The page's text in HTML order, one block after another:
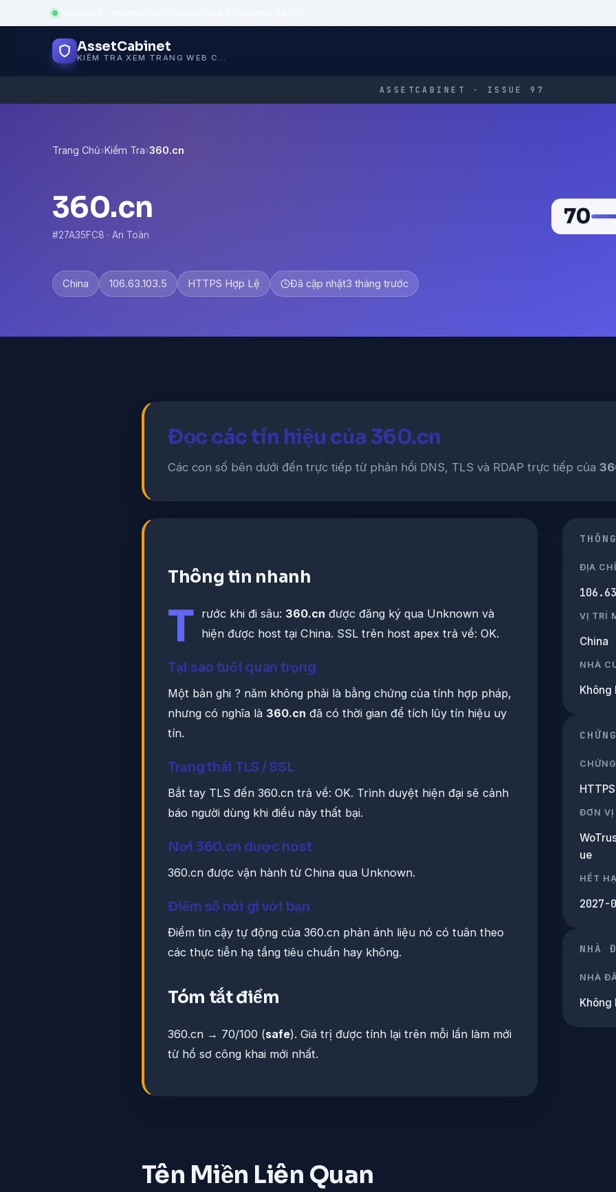
Powered by trustworthy infrastructure
AssetCabinet
KIỂM TRA XEM TRANG WEB CÓ AN TOÀN KHÔNG
ASSETCABINET · ISSUE 97
Trang Chủ›Kiểm Tra›360.cn
360.cn
#27A35FC8 · An Toàn
70
China 106.63.103.5 HTTPS Hợp Lệ Đã cập nhật3 tháng trước
Đọc các tín hiệu của 360.cn
Các con số bên dưới đến trực tiếp từ phản hồi DNS, TLS và RDAP trực tiếp của
Thông tin nhanh
T rước khi đi sâu: 360.cn được đăng ký qua Unknown và
hiện được host tại China. SSL trên host apex trả về: OK.
Tại sao tuổi quan trọng
Một bản ghi ? năm không phải là bằng chứng của tính hợp pháp,
nhưng có nghĩa là 360.cn đã có thời gian để tích lũy tín hiệu uy
tín.
Trạng thái TLS / SSL
Bắt tay TLS đến 360.cn trả về: OK. Trình duyệt hiện đại sẽ cảnh
báo người dùng khi điều này thất bại.
Nơi 360.cn được host
360.cn được vận hành từ China qua Unknown.
Điểm số nói gì với bạn
Điểm tin cậy tự động của 360.cn phản ánh liệu nó có tuân theo
các thực tiễn hạ tầng tiêu chuẩn hay không.
Tóm tắt điểm
360.cn → 70/100 (safe). Giá trị được tính lại trên mỗi lần làm mới
từ hồ sơ công khai mới nhất.
ĐỊA
VỊ TRÍ
China
NHÀ
Không
ĐƠN VỊ
ue
HẾT
2027-
NHÀ
NHÀ
Không
Tên Miền Liên Quan